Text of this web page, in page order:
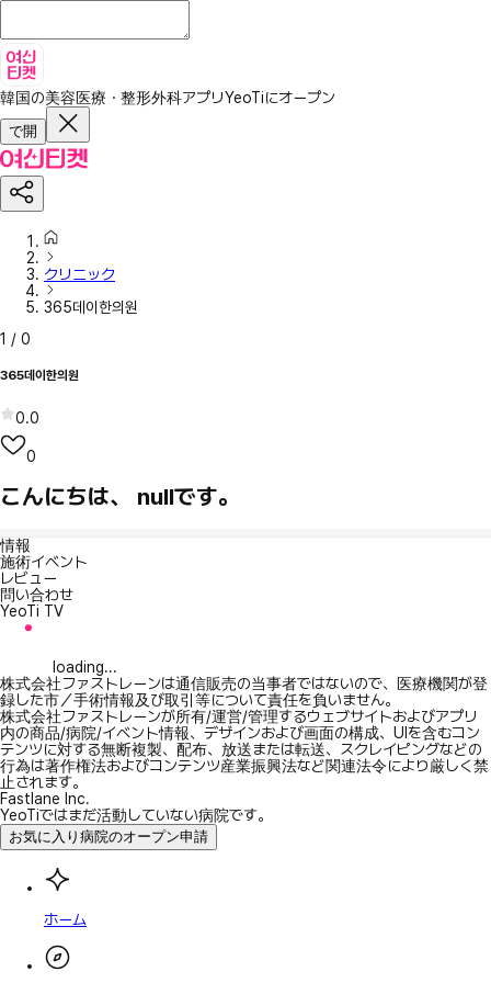
韓国の美容医療・整形外科アプリYeoTiにオープン
で開
クリニック
365데이한의원
1 / 0
365데이한의원
0.0
0
こんにちは、 nullです。
情報
施術イベント
レビュー
問い合わせ
YeoTi TV
loading...
株式会社ファストレーンは通信販売の当事者ではないので、医療機関が登
録した市／手術情報及び取引等について責任を負いません。
株式会社ファストレーンが所有/運営/管理するウェブサイトおよびアプリ
内の商品/病院/イベント情報、デザインおよび画面の構成、UIを含むコン
テンツに対する無断複製、配布、放送または転送、スクレイピングなどの
行為は著作権法およびコンテンツ産業振興法など関連法令により厳しく禁
止されます。
Fastlane Inc.
YeoTiではまだ活動していない病院です。
お気に入り病院のオープン申請
ホーム